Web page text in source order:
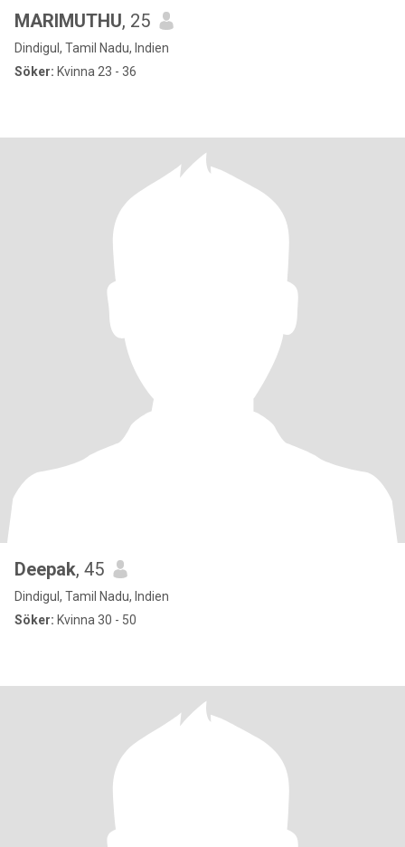
MARIMUTHU, 25
Dindigul, Tamil Nadu, Indien
Söker: Kvinna 23 - 36
Deepak, 45
Dindigul, Tamil Nadu, Indien
Söker: Kvinna 30 - 50